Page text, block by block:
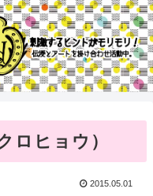
ロヒョウ）
2015.05.01